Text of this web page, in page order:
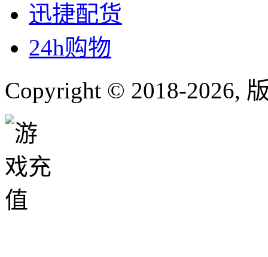
迅捷配货
24h购物
Copyright © 2018-2026,